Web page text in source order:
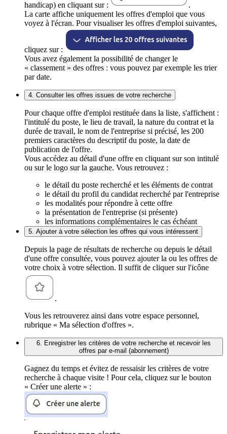
handicap) en cliquant sur :
.
La carte affiche uniquement les offres d'emploi que vous
voyez à l'écran. Pour visualiser les offres d'emploi suivantes,
cliquez sur :
Vous avez également la possibilité de changer le
« classement » des offres : vous pouvez par exemple les trier
par date.
4. Consulter les offres issues de votre recherche
Pour chaque offre d'emploi restituée dans la liste, s'affichent :
l'intitulé du poste, le lieu de travail, la nature du contrat et la
durée de travail, le nom de l'entreprise si précisé, les 200
premiers caractères du descriptif du poste, la date de
publication de l'offre.
Vous accédez au détail d'une offre en cliquant sur son intitulé
ou sur le logo sur la gauche. Vous retrouvez :
le détail du poste recherché et les éléments de contrat
le détail du profil du candidat recherché par l'entreprise
les modalités pour répondre à cette offre
la présentation de l'entreprise (si présente)
les informations complémentaires le cas échéant
5. Ajouter à votre sélection les offres qui vous intéressent
Depuis la page de résultats de recherche ou depuis le détail
d'une offre consultée, vous pouvez ajouter la ou les offres de
votre choix à votre sélection. Il suffit de cliquer sur l'icône
.
Vous les retrouverez ainsi dans votre espace personnel,
rubrique « Ma sélection d'offres ».
6. Enregistrer les critères de votre recherche et recevoir les
offres par e-mail (abonnement)
Gagnez du temps et évitez de ressaisir les critères de votre
recherche à chaque visite ! Pour cela, cliquez sur le bouton
« Créer une alerte » :